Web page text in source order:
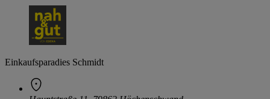
Einkaufsparadies Schmidt